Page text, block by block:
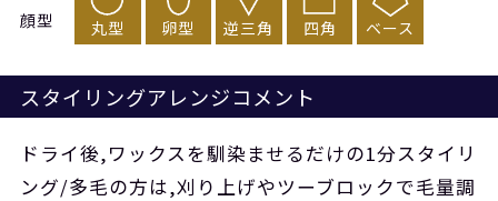
顔型 丸型 卵型 逆三角 四角 ベース
スタイリングアレンジコメント
ドライ後,ワックスを馴染ませるだけの1分スタイリ
ング/多毛の方は,刈り上げやツーブロックで毛量調